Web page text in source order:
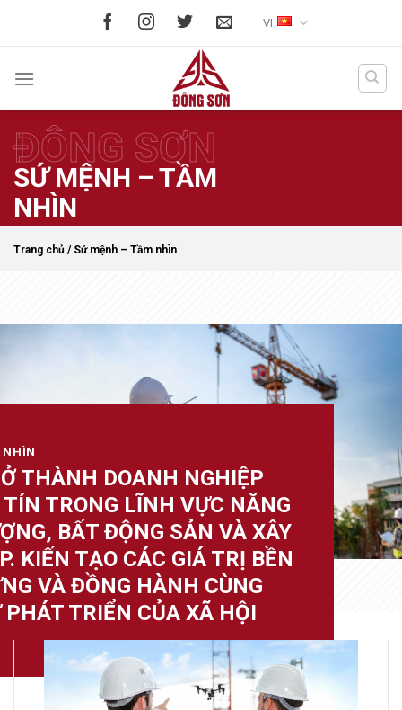
VI
ĐÔNG SƠN
SỨ MỆNH – TẦM
NHÌN
Trang chủ / Sứ mệnh – Tầm nhìn
THÀNH DOANH NGHIỆP
TÍN TRONG LĨNH VỰC NĂNG
BẤT ĐỘNG SẢN VÀ XÂY
KIẾN TẠO CÁC GIÁ TRỊ BỀN
VÀ ĐỒNG HÀNH CÙNG
PHÁT TRIỂN CỦA XÃ HỘI